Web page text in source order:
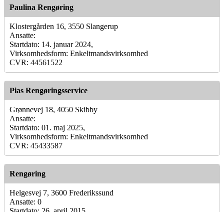
Paulina Rengøring
Klostergården 16, 3550 Slangerup
Ansatte:
Startdato: 14. januar 2024,
Virksomhedsform: Enkeltmandsvirksomhed
CVR: 44561522
Pias Rengøringsservice
Grønnevej 18, 4050 Skibby
Ansatte:
Startdato: 01. maj 2025,
Virksomhedsform: Enkeltmandsvirksomhed
CVR: 45433587
Rengøring
Helgesvej 7, 3600 Frederikssund
Ansatte: 0